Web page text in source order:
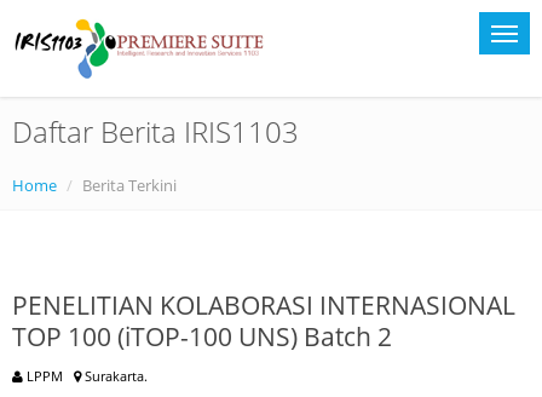
Daftar Berita IRIS1103
Home Berita Terkini
PENELITIAN KOLABORASI INTERNASIONAL
TOP 100 (iTOP-100 UNS) Batch 2
LPPM Surakarta.